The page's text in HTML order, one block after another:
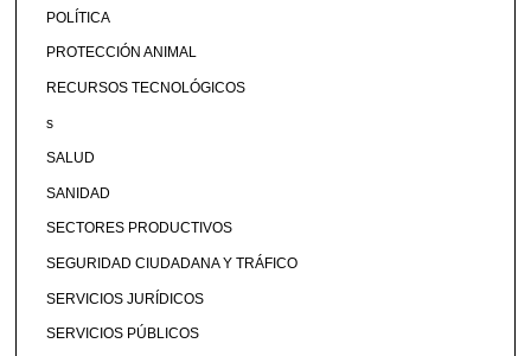
POLÍTICA
PROTECCIÓN ANIMAL
RECURSOS TECNOLÓGICOS
s
SALUD
SANIDAD
SECTORES PRODUCTIVOS
SEGURIDAD CIUDADANA Y TRÁFICO
SERVICIOS JURÍDICOS
SERVICIOS PÚBLICOS